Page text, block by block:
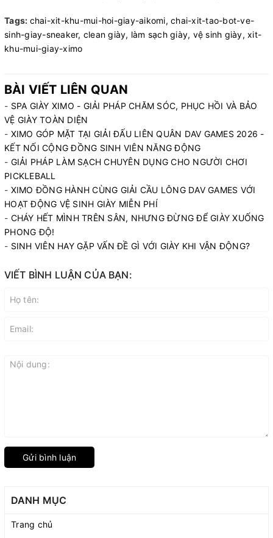
Tags: chai-xit-khu-mui-hoi-giay-aikomi, chai-xit-tao-bot-ve-
sinh-giay-sneaker, clean giày, làm sạch giày, vệ sinh giày, xit-
khu-mui-giay-ximo
BÀI VIẾT LIÊN QUAN
- SPA GIÀY XIMO - GIẢI PHÁP CHĂM SÓC, PHỤC HỒI VÀ BẢO
VỆ GIÀY TOÀN DIỆN
- XIMO GÓP MẶT TẠI GIẢI ĐẤU LIÊN QUÂN DAV GAMES 2026 -
KẾT NỐI CỘNG ĐỒNG SINH VIÊN NĂNG ĐỘNG
- GIẢI PHÁP LÀM SẠCH CHUYÊN DỤNG CHO NGƯỜI CHƠI
PICKLEBALL
- XIMO ĐỒNG HÀNH CÙNG GIẢI CẦU LÔNG DAV GAMES VỚI
HOẠT ĐỘNG VỆ SINH GIÀY MIỄN PHÍ
- CHÁY HẾT MÌNH TRÊN SÂN, NHƯNG ĐỪNG ĐỂ GIÀY XUỐNG
PHONG ĐỘ!
- SINH VIÊN HAY GẶP VẤN ĐỀ GÌ VỚI GIÀY KHI VẬN ĐỘNG?
VIẾT BÌNH LUẬN CỦA BẠN:
Gửi bình luận
DANH MỤC
Trang chủ